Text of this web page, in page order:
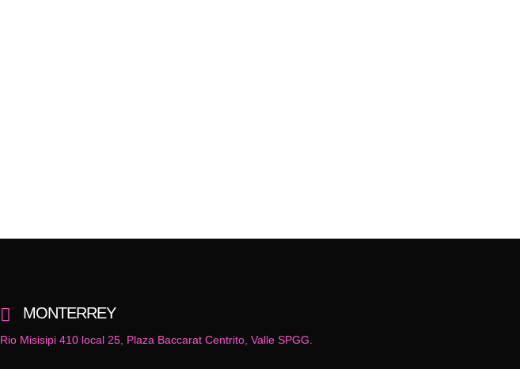
MONTERREY
Rio Misisipi 410 local 25, Plaza Baccarat Centrito, Valle SPGG.